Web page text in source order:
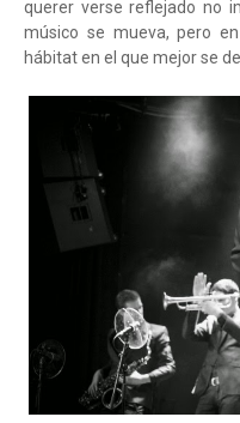
querer verse reflejado no
músico se mueva, pero
hábitat en el que mejor se